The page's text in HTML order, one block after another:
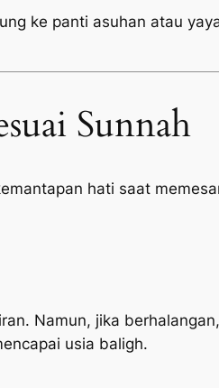
ke panti asuhan atau
Sunnah
hati saat
Namun, jika
usia baligh.